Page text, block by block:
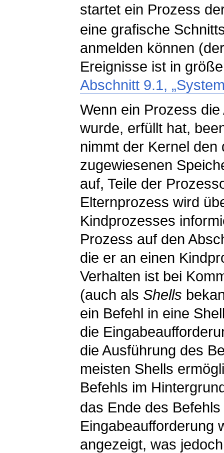
startet ein Prozess
eine grafische
anmelden können
Ereignisse ist in
Abschnitt 9.1,
Wenn ein Prozess
wurde, erfüllt hat,
nimmt der Kernel
zugewiesenen
auf, Teile der
Elternprozess wird
Kindprozesses
Prozess auf den
die er an einen
Verhalten ist bei
(auch als Shells
ein Befehl in eine
die
die Ausführung des
meisten Shells
Befehls im
das Ende des
Eingabeaufforderung
angezeigt, was